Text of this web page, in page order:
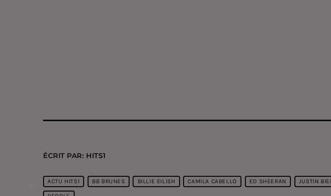
ÉCRIT PAR: HITS1
ACTU HITS1 BB BRUNES BILLIE EILISH CAMILA CABELLO ED SHEERAN JUSTIN